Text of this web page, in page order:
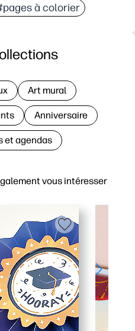
à colorier
vous intéresser
Art mural
Anniversaire
et agendas